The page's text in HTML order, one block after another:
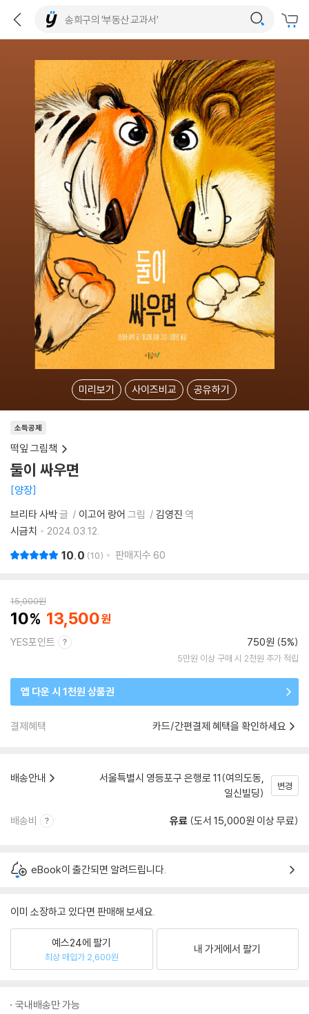
미리보기 사이즈비교 공유하기
소득공제
떡잎 그림책
둘이 싸우면
양장
브리타 사박글 이고어 랑어 그림 김영진 역
시금치
2024.03.12.
10.0 10 판매지수 60
15,000원
10 13,500
YES포인트 750원 (5%)
5만원 이상 구매 시 2천원 추가 적립
앱 다운 시 1천원 상품권
결제혜택 카드/간편결제 혜택을 확인하세요
배송안내
서울특별시 영등포구 은행로 11(여의도동,
일신빌딩)
변경
배송비 유료 (도서 15,000원 이상 무료)
eBook이 출간되면 알려드립니다.
이미 소장하고 있다면 판매해 보세요.
예스24에 팔기
최상 매입가 2,600원
내 가게에서 팔기
국내배송만 가능